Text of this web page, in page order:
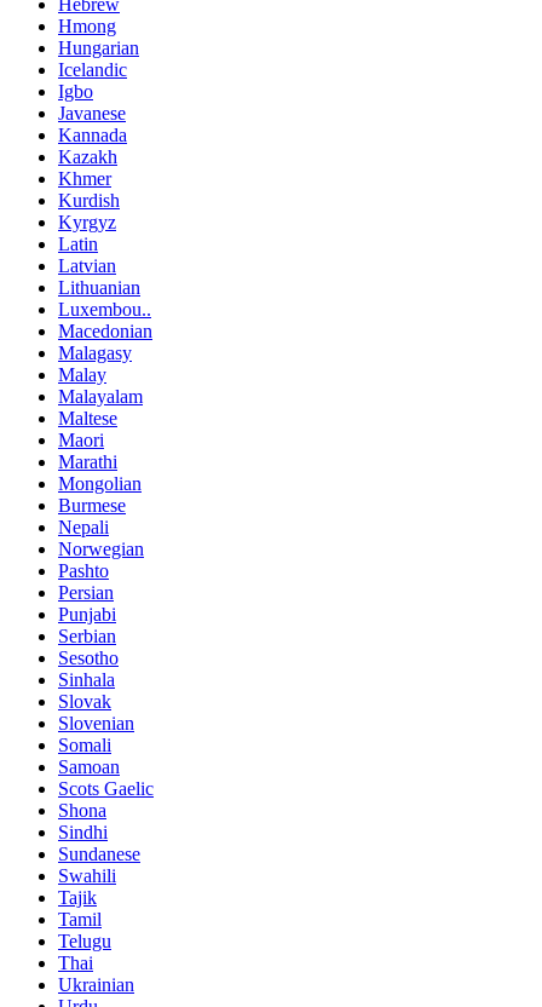
Hmong
Hungarian
Icelandic
Igbo
Javanese
Kannada
Kazakh
Khmer
Kurdish
Kyrgyz
Latin
Latvian
Lithuanian
Luxembou..
Macedonian
Malagasy
Malay
Malayalam
Maltese
Maori
Marathi
Mongolian
Burmese
Nepali
Norwegian
Pashto
Persian
Punjabi
Serbian
Sesotho
Sinhala
Slovak
Slovenian
Somali
Samoan
Scots Gaelic
Shona
Sindhi
Sundanese
Swahili
Tajik
Tamil
Telugu
Thai
Ukrainian